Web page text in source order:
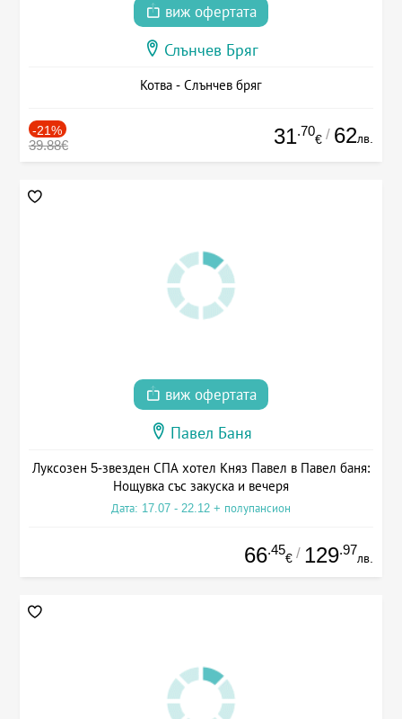
виж офертата
Слънчев Бряг
Котва - Слънчев бряг
-21%
39.88€ 31.70
€ / 62лв.
виж офертата
Павел Баня
Луксозен 5-звезден СПА хотел Княз Павел в Павел баня:
Нощувка със закуска и вечеря
Дата: 17.07 - 22.12 + полупансион
66.45
€ / 129.97
лв.